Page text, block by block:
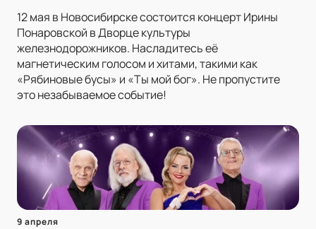
12 мая в Новосибирске состоится концерт Ирины
Понаровской в Дворце культуры
железнодорожников. Насладитесь её
магнетическим голосом и хитами, такими как
«Рябиновые бусы» и «Ты мой бог». Не пропустите
это незабываемое событие!
9 апреля